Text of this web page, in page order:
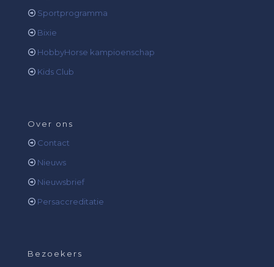
Sportprogramma
Bixie
HobbyHorse kampioenschap
Kids Club
Over ons
Contact
Nieuws
Nieuwsbrief
Persaccreditatie
Bezoekers